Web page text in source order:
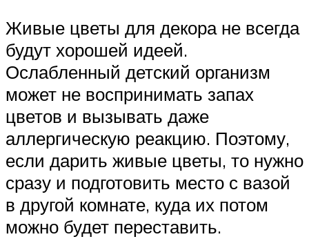
Живые цветы для декора не всегда
будут хорошей идеей.
Ослабленный детский организм
может не воспринимать запах
цветов и вызывать даже
аллергическую реакцию. Поэтому,
если дарить живые цветы, то нужно
сразу и подготовить место с вазой
в другой комнате, куда их потом
можно будет переставить.